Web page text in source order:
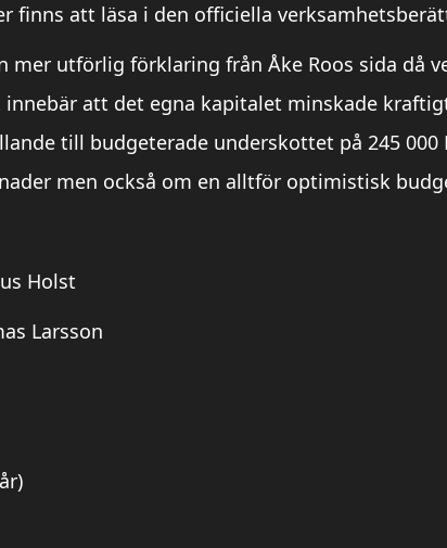
finns att läsa i den officiella
mer utförlig förklaring från Åke Roos sida då
att det egna kapitalet minskade
till budgeterade underskottet på 245 000
men också om en alltför optimistisk
Holst
Larsson